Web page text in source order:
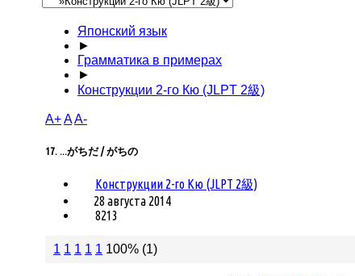
Японский язык
►
Грамматика в примерах
►
Конструкции 2-го Кю (JLPT 2級)
A+AA-
17. ...がちだ / がちの
Конструкции 2-го Кю (JLPT 2級)
28 августа 2014
8213
1 1 1 1 1 100% (1)